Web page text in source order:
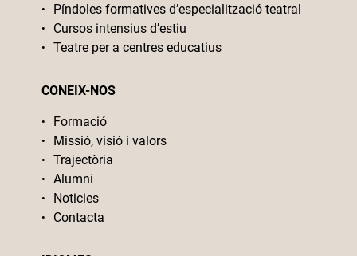
Píndoles formatives d’especialització teatral
Cursos intensius d’estiu
Teatre per a centres educatius
CONEIX-NOS
Formació
Missió, visió i valors
Trajectòria
Alumni
Noticies
Contacta